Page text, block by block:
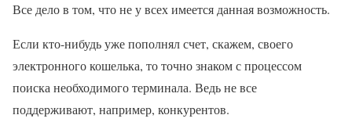
Все дело в том, что не у всех имеется данная возможность.
Если кто-нибудь уже пополнял счет, скажем, своего
электронного кошелька, то точно знаком с процессом
поиска необходимого терминала. Ведь не все
поддерживают, например, конкурентов.